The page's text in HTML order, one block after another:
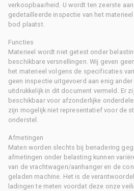
verkoopbaarheid. U wordt ten zeerste
gedetailleerde inspectie van het
bod plaatst.
Functies
Materieel wordt niet getest onder
beschikbare versnellingen. Wij geven
het materieel volgens de specificaties
geen inspectie uitgevoerd aan enig
uitdrukkelijk in dit document vermeld. Er
beschikbaar voor afzonderlijke
zijn mogelijk niet representatief voor de
onderstel.
Afmetingen
Maten worden slechts bij benadering
afmetingen onder belasting kunnen
van de vrachtwagen/aanhanger en de
geladen machine. Het is de
ladingen te meten voordat deze onze